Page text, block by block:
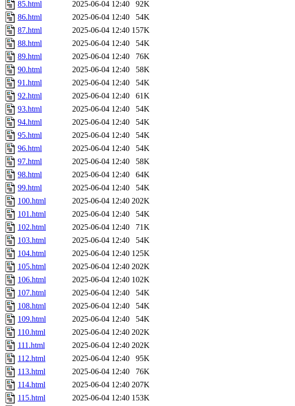
85.html
2025-06-04 12:40
92K
86.html
2025-06-04 12:40
54K
87.html
2025-06-04 12:40 157K
88.html
2025-06-04 12:40
54K
89.html
2025-06-04 12:40
76K
90.html
2025-06-04 12:40
58K
91.html
2025-06-04 12:40
54K
92.html
2025-06-04 12:40
61K
93.html
2025-06-04 12:40
54K
94.html
2025-06-04 12:40
54K
95.html
2025-06-04 12:40
54K
96.html
2025-06-04 12:40
54K
97.html
2025-06-04 12:40
58K
98.html
2025-06-04 12:40
64K
99.html
2025-06-04 12:40
54K
100.html
2025-06-04 12:40 202K
101.html
2025-06-04 12:40
54K
102.html
2025-06-04 12:40
71K
103.html
2025-06-04 12:40
54K
104.html
2025-06-04 12:40 125K
105.html
2025-06-04 12:40 202K
106.html
2025-06-04 12:40 102K
107.html
2025-06-04 12:40
54K
108.html
2025-06-04 12:40
54K
109.html
2025-06-04 12:40
54K
110.html
2025-06-04 12:40 202K
111.html
2025-06-04 12:40 202K
112.html
2025-06-04 12:40
95K
113.html
2025-06-04 12:40
76K
114.html
2025-06-04 12:40 207K
115.html
2025-06-04 12:40 153K